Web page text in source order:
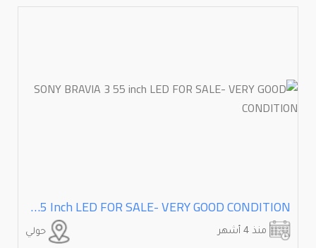
SONY BRAVIA 3 55 Inch LED FOR SALE- VERY GOOD CONDITION
حولي منذ 4 أشهر